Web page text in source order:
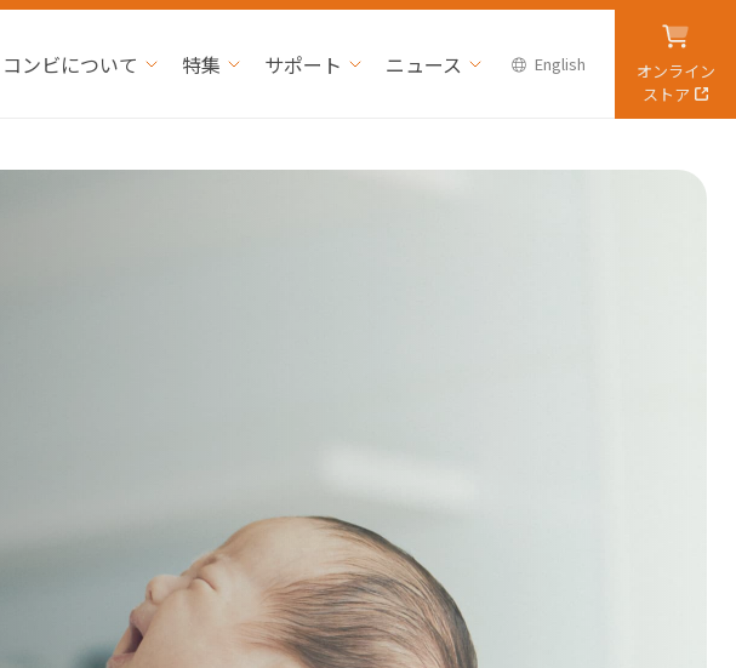
コンビについて 特集 サポート ニュース English
オンライン
ストア